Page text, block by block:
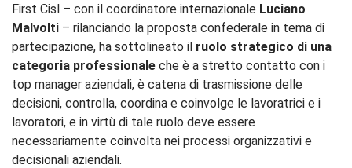
First Cisl – con il coordinatore internazionale Luciano
Malvolti – rilanciando la proposta confederale in tema di
partecipazione, ha sottolineato il ruolo strategico di una
categoria professionale che è a stretto contatto con i
top manager aziendali, è catena di trasmissione delle
decisioni, controlla, coordina e coinvolge le lavoratrici e i
lavoratori, e in virtù di tale ruolo deve essere
necessariamente coinvolta nei processi organizzativi e
decisionali aziendali.